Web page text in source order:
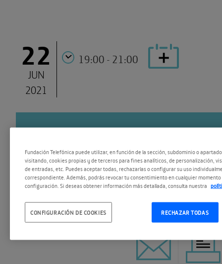
22
JUN
2021
19:00 - 21:00
2.Todopoderosos: Hitchcock.
3.Todopoderosos: Hitchcock.
Fundación Telefónica puede utilizar, en función de la sección, subdominio o
visitando, cookies propias y de terceros para fines analíticos, de personalización,
de entradas, etc. Puedes aceptar todas, rechazarlas o configurar su uso
correspondiente. Además, podrás revocar tu consentimiento en cualquier momento
configuración. Si deseas obtener información más detallada, consulta nuestra
RECHAZAR TODAS
CONFIGURACIÓN DE COOKIES